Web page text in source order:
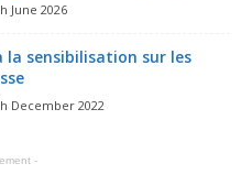
June 2026
la sensibilisation sur les
December 2022
-